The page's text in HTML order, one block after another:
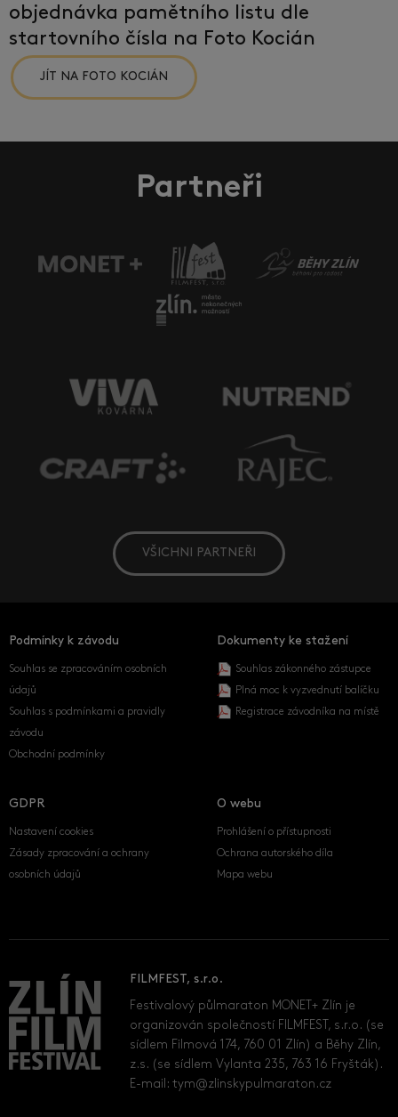
objednávka pamětního listu dle
startovního čísla na Foto Kocián
JÍT NA FOTO KOCIÁN
Partneři
VŠICHNI PARTNEŘI
Podmínky k závodu
Souhlas se zpracováním osobních
údajů
Souhlas s podmínkami a pravidly
závodu
Obchodní podmínky
Dokumenty ke stažení
Souhlas zákonného zástupce
Plná moc k vyzvednutí balíčku
Registrace závodníka na místě
GDPR
Nastavení cookies
Zásady zpracování a ochrany
osobních údajů
O webu
Prohlášení o přístupnosti
Ochrana autorského díla
Mapa webu
FILMFEST, s.r.o.
Festivalový půlmaraton MONET+ Zlín je
organizován společností FILMFEST, s.r.o. (se
sídlem Filmová 174, 760 01 Zlín) a Běhy Zlín,
z.s. (se sídlem Vylanta 235, 763 16 Fryšták).
E-mail:tym@zlinskypulmaraton.cz